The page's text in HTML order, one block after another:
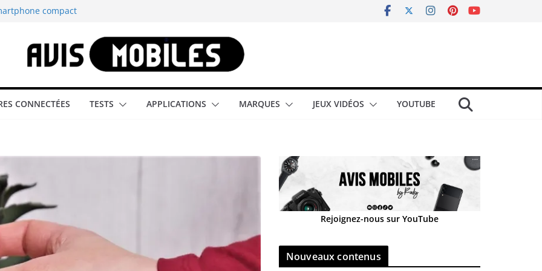
compact
tous les
smartphone
CONNECTÉES TESTS APPLICATIONS MARQUES JEUX VIDÉOS YOUTUBE
Rejoignez-nous sur YouTube
Nouveaux contenus